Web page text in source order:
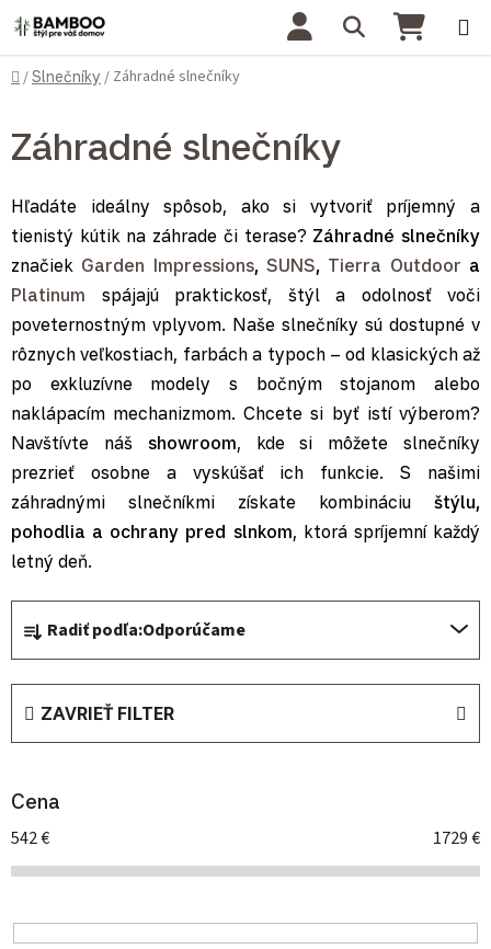
Prejsť na obsah Hľadať
Domov
/Slnečníky / Záhradné slnečníky
Záhradné slnečníky
Hľadáte ideálny spôsob, ako si vytvoriť príjemný a
tienistý kútik na záhrade či terase? Záhradné slnečníky
značiek Garden Impressions,SUNS, Tierra Outdoor a
Platinum spájajú praktickosť, štýl a odolnosť voči
poveternostným vplyvom. Naše slnečníky sú dostupné v
rôznych veľkostiach, farbách a typoch – od klasických až
po exkluzívne modely s bočným stojanom alebo
naklápacím mechanizmom. Chcete si byť istí výberom?
Navštívte náš showroom, kde si môžete slnečníky
prezrieť osobne a vyskúšať ich funkcie. S našimi
záhradnými slnečníkmi získate kombináciu štýlu,
pohodlia a ochrany pred slnkom, ktorá spríjemní každý
letný deň.
Radiť podľa:Odporúčame
ZAVRIEŤ FILTER
Cena
542€ 1729€